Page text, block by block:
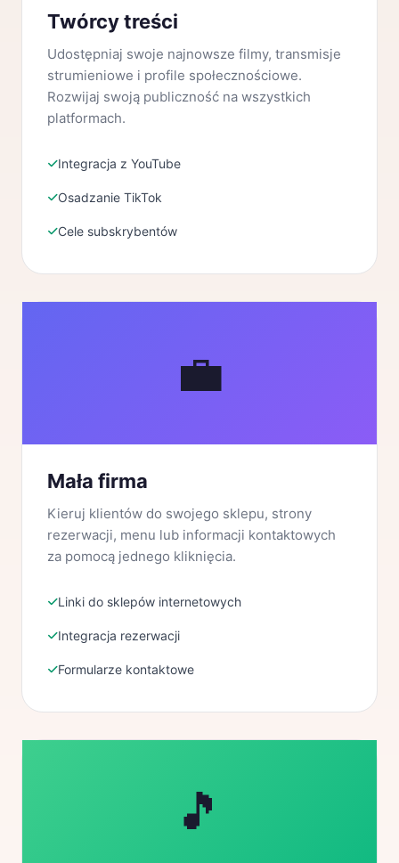
Twórcy treści
Udostępniaj swoje najnowsze filmy, transmisje
strumieniowe i profile społecznościowe.
Rozwijaj swoją publiczność na wszystkich
platformach.
Integracja z YouTube
Osadzanie TikTok
Cele subskrybentów
💼
Mała firma
Kieruj klientów do swojego sklepu, strony
rezerwacji, menu lub informacji kontaktowych
za pomocą jednego kliknięcia.
Linki do sklepów internetowych
Integracja rezerwacji
Formularze kontaktowe
🎵